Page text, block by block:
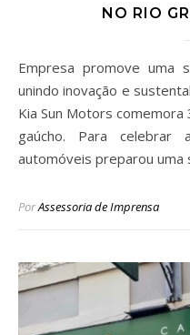
NO RIO
Empresa promove uma série de ações comemorativas
unindo inovação e
Kia Sun Motors
gaúcho. Para celebrar
automóveis preparou
PorAssessoria de Imprensa